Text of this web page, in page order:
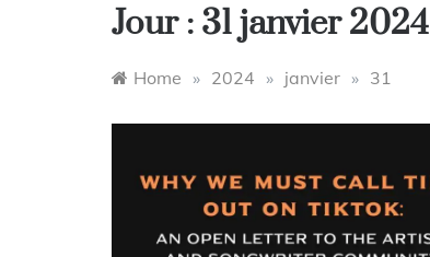
Jour : 31 janvier 2024
Home » 2024 » janvier » 31